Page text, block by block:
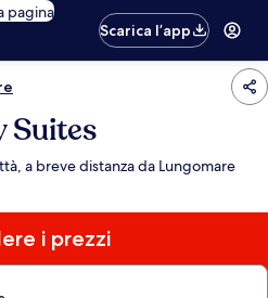
pagina
Scarica l’app
Suites
a breve distanza da Lungomare
i prezzi